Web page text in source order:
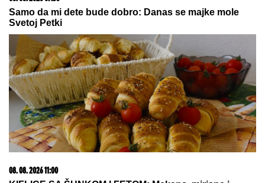
07. 08. 2026 09:14
Сазнања „Политике”: Црна Гора следећа у војном
савезу Загреба, Тиране и Приштине